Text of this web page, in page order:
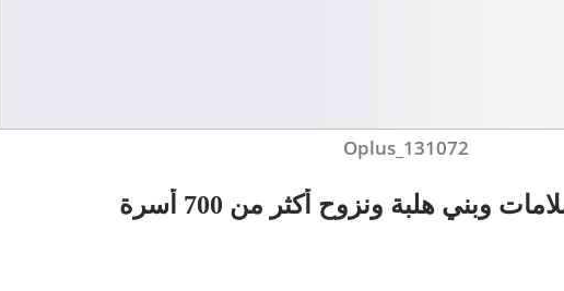
Oplus_131072
وبني هلبة ونزوح أكثر من 700 أسرة